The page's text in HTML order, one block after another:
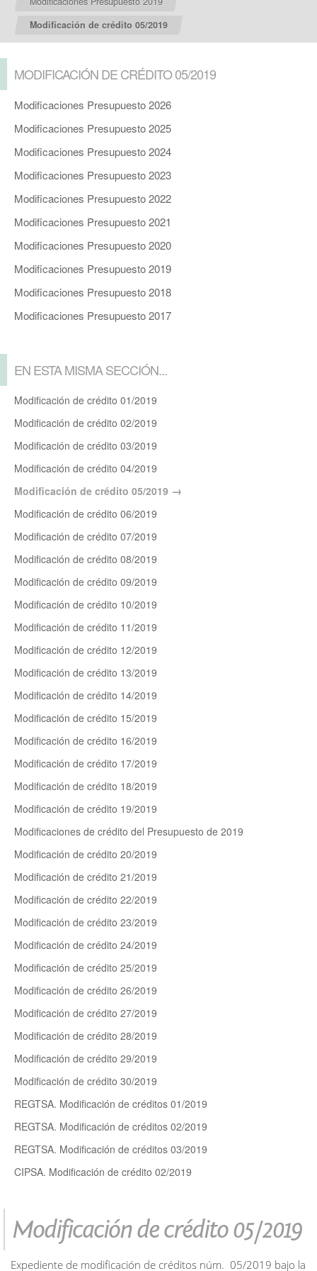
Modificación de crédito 05/2019
MODIFICACIÓN DE CRÉDITO 05/2019
Modificaciones Presupuesto 2026
Modificaciones Presupuesto 2025
Modificaciones Presupuesto 2024
Modificaciones Presupuesto 2023
Modificaciones Presupuesto 2022
Modificaciones Presupuesto 2021
Modificaciones Presupuesto 2020
Modificaciones Presupuesto 2019
Modificaciones Presupuesto 2018
Modificaciones Presupuesto 2017
EN ESTA MISMA SECCIÓN...
Modificación de crédito 01/2019
Modificación de crédito 02/2019
Modificación de crédito 03/2019
Modificación de crédito 04/2019
Modificación de crédito 05/2019
Modificación de crédito 06/2019
Modificación de crédito 07/2019
Modificación de crédito 08/2019
Modificación de crédito 09/2019
Modificación de crédito 10/2019
Modificación de crédito 11/2019
Modificación de crédito 12/2019
Modificación de crédito 13/2019
Modificación de crédito 14/2019
Modificación de crédito 15/2019
Modificación de crédito 16/2019
Modificación de crédito 17/2019
Modificación de crédito 18/2019
Modificación de crédito 19/2019
Modificaciones de crédito del Presupuesto de 2019
Modificación de crédito 20/2019
Modificación de crédito 21/2019
Modificación de crédito 22/2019
Modificación de crédito 23/2019
Modificación de crédito 24/2019
Modificación de crédito 25/2019
Modificación de crédito 26/2019
Modificación de crédito 27/2019
Modificación de crédito 28/2019
Modificación de crédito 29/2019
Modificación de crédito 30/2019
REGTSA. Modificación de créditos 01/2019
REGTSA. Modificación de créditos 02/2019
REGTSA. Modificación de créditos 03/2019
CIPSA. Modificación de crédito 02/2019
Modificación de crédito 05/2019
Expediente de modificación de créditos núm. 05/2019 bajo la